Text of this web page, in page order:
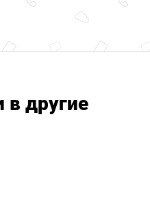
в другие